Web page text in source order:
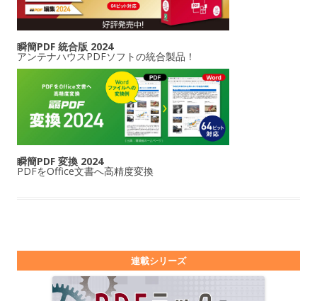
瞬簡PDF 統合版 2024
アンテナハウスPDFソフトの統合製品！
瞬簡PDF 変換 2024
PDFをOffice文書へ高精度変換
連載シリーズ